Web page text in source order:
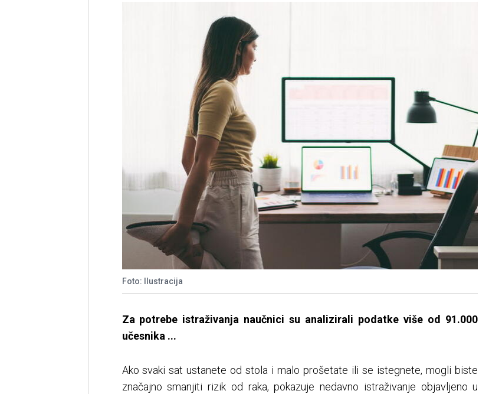
Foto: Ilustracija
Za potrebe istraživanja naučnici su analizirali podatke više od 91.000
učesnika ...
Ako svaki sat ustanete od stola i malo prošetate ili se istegnete, mogli biste
značajno smanjiti rizik od raka, pokazuje nedavno istraživanje objavljeno u